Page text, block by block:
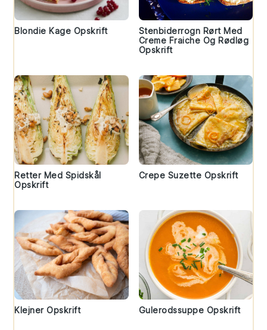
Blondie Kage Opskrift
Stenbiderrogn Rørt Med
Creme Fraiche Og Rødløg
Opskrift
Retter Med Spidskål
Opskrift
Crepe Suzette Opskrift
Klejner Opskrift Gulerodssuppe Opskrift